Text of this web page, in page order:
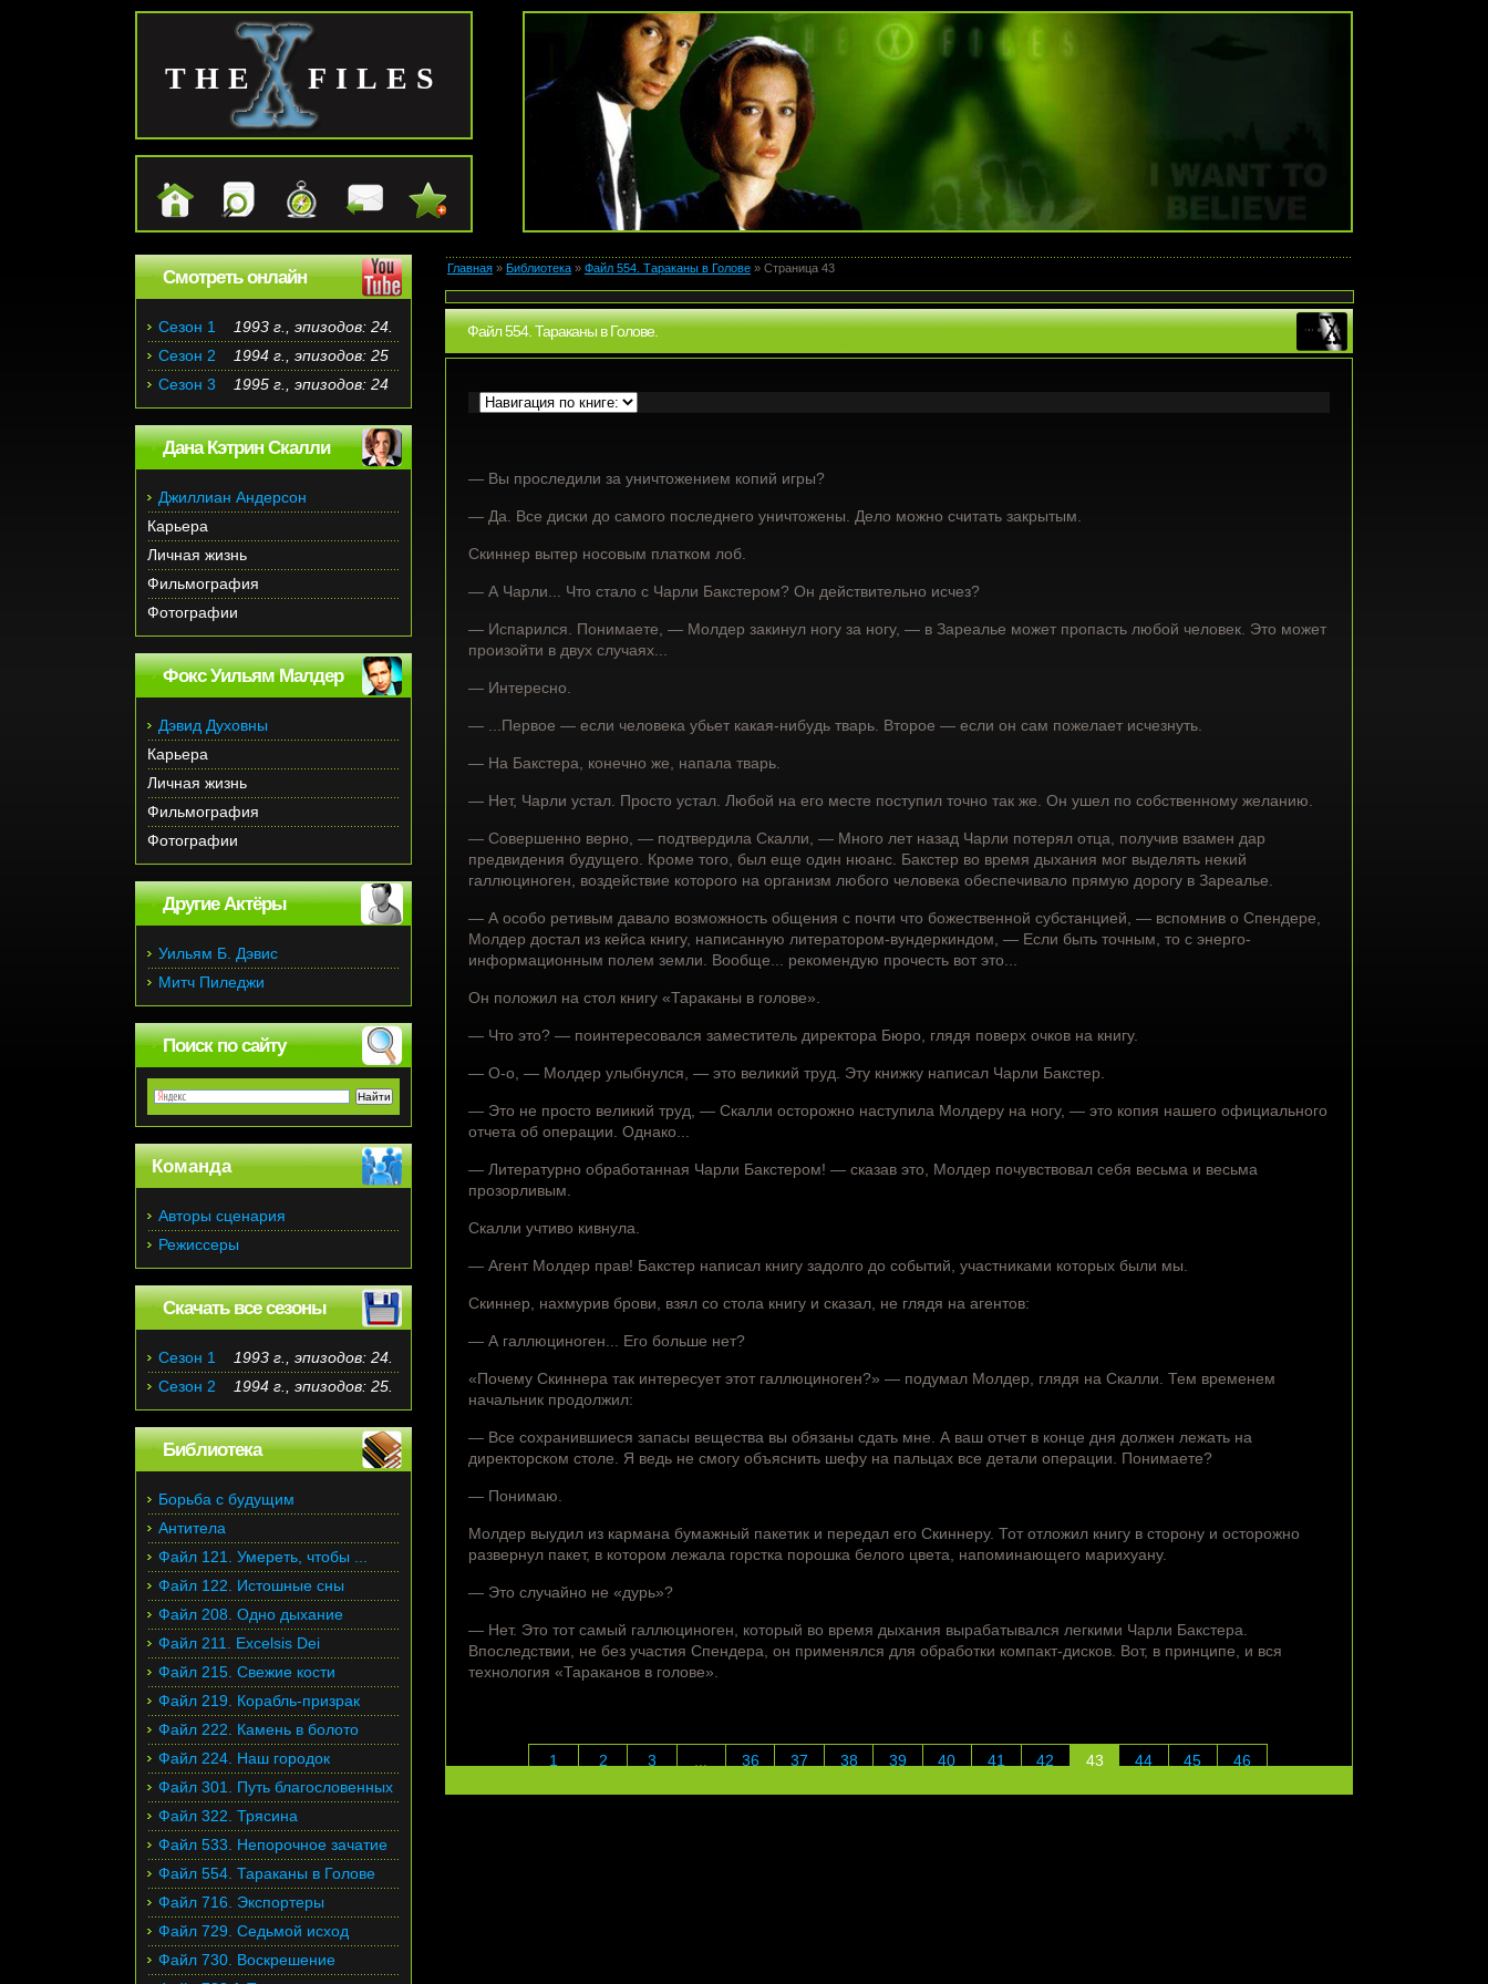
THE FILES
Главная » Библиотека » Файл 554. Тараканы в Голове » Страница 43
Файл 554. Тараканы в Голове.
— Вы проследили за уничтожением копий игры?
— Да. Все диски до самого последнего уничтожены. Дело можно считать закрытым.
Скиннер вытер носовым платком лоб.
— А Чарли... Что стало с Чарли Бакстером? Он действительно исчез?
— Испарился. Понимаете, — Молдер закинул ногу за ногу, — в Зареалье может пропасть любой человек. Это может
произойти в двух случаях...
— Интересно.
— ...Первое — если человека убьет какая-нибудь тварь. Второе — если он сам пожелает исчезнуть.
— На Бакстера, конечно же, напала тварь.
— Нет, Чарли устал. Просто устал. Любой на его месте поступил точно так же. Он ушел по собственному желанию.
— Совершенно верно, — подтвердила Скалли, — Много лет назад Чарли потерял отца, получив взамен дар
предвидения будущего. Кроме того, был еще один нюанс. Бакстер во время дыхания мог выделять некий
галлюциноген, воздействие которого на организм любого человека обеспечивало прямую дорогу в Зареалье.
— А особо ретивым давало возможность общения с почти что божественной субстанцией, — вспомнив о Спендере,
Молдер достал из кейса книгу, написанную литератором-вундеркиндом, — Если быть точным, то с энерго-
информационным полем земли. Вообще... рекомендую прочесть вот это...
Он положил на стол книгу «Тараканы в голове».
— Что это? — поинтересовался заместитель директора Бюро, глядя поверх очков на книгу.
— О-о, — Молдер улыбнулся, — это великий труд. Эту книжку написал Чарли Бакстер.
— Это не просто великий труд, — Скалли осторожно наступила Молдеру на ногу, — это копия нашего официального
отчета об операции. Однако...
— Литературно обработанная Чарли Бакстером! — сказав это, Молдер почувствовал себя весьма и весьма
прозорливым.
Скалли учтиво кивнула.
— Агент Молдер прав! Бакстер написал книгу задолго до событий, участниками которых были мы.
Скиннер, нахмурив брови, взял со стола книгу и сказал, не глядя на агентов:
— А галлюциноген... Его больше нет?
«Почему Скиннера так интересует этот галлюциноген?» — подумал Молдер, глядя на Скалли. Тем временем
начальник продолжил:
— Все сохранившиеся запасы вещества вы обязаны сдать мне. А ваш отчет в конце дня должен лежать на
директорском столе. Я ведь не смогу объяснить шефу на пальцах все детали операции. Понимаете?
— Понимаю.
Молдер выудил из кармана бумажный пакетик и передал его Скиннеру. Тот отложил книгу в сторону и осторожно
развернул пакет, в котором лежала горстка порошка белого цвета, напоминающего марихуану.
— Это случайно не «дурь»?
— Нет. Это тот самый галлюциноген, который во время дыхания вырабатывался легкими Чарли Бакстера.
Впоследствии, не без участия Спендера, он применялся для обработки компакт-дисков. Вот, в принципе, и вся
технология «Тараканов в голове».
1 2 3 36 37 38 39 40 41 42 43 44 45 46
Смотреть онлайн
Сезон 1
1993 г., эпизодов: 24.
Сезон 2
1994 г., эпизодов: 25
Сезон 3
1995 г., эпизодов: 24
Дана Кэтрин Скалли
Джиллиан Андерсон
Карьера
Личная жизнь
Фильмография
Фотографии
Фокс Уильям Малдер
Дэвид Духовны
Карьера
Личная жизнь
Фильмография
Фотографии
Другие Актёры
Уильям Б. Дэвис
Митч Пиледжи
Поиск по сайту
Команда
Авторы сценария
Режиссеры
Скачать все сезоны
Сезон 1
1993 г., эпизодов: 24.
Сезон 2
1994 г., эпизодов: 25.
Библиотека
Борьба с будущим
Антитела
Файл 121. Умереть, чтобы ...
Файл 122. Истошные сны
Файл 208. Одно дыхание
Файл 211. Excelsis Dei
Файл 215. Свежие кости
Файл 219. Корабль-призрак
Файл 222. Камень в болото
Файл 224. Наш городок
Файл 301. Путь благословенных
Файл 322. Трясина
Файл 533. Непорочное зачатие
Файл 554. Тараканы в Голове
Файл 716. Экспортеры
Файл 729. Седьмой исход
Файл 730. Воскрешение